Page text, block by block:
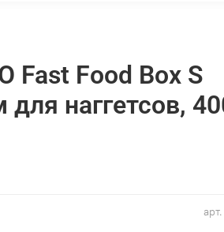
арт.
Fast Food Box S
наггетсов,